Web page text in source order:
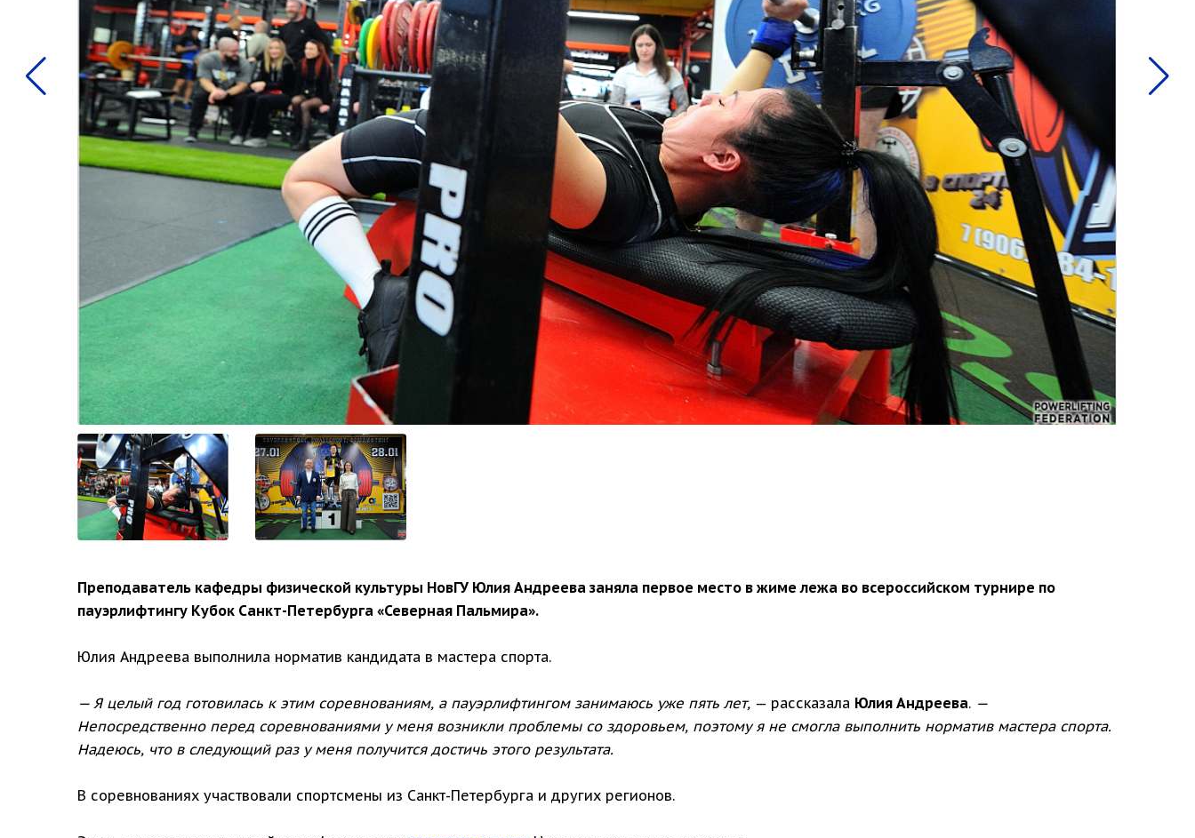
Преподаватель кафедры физической культуры НовГУ Юлия Андреева заняла первое место в жиме лежа во всероссийском турнире по
пауэрлифтингу Кубок Санкт-Петербурга «Северная Пальмира».
Юлия Андреева выполнила норматив кандидата в мастера спорта.
— Я целый год готовилась к этим соревнованиям, а пауэрлифтингом занимаюсь уже пять лет, — рассказала Юлия Андреева. —
Непосредственно перед соревнованиями у меня возникли проблемы со здоровьем, поэтому я не смогла выполнить норматив мастера спорта.
Надеюсь, что в следующий раз у меня получится достичь этого результата.
В соревнованиях участвовали спортсмены из Санкт-Петербурга и других регионов.